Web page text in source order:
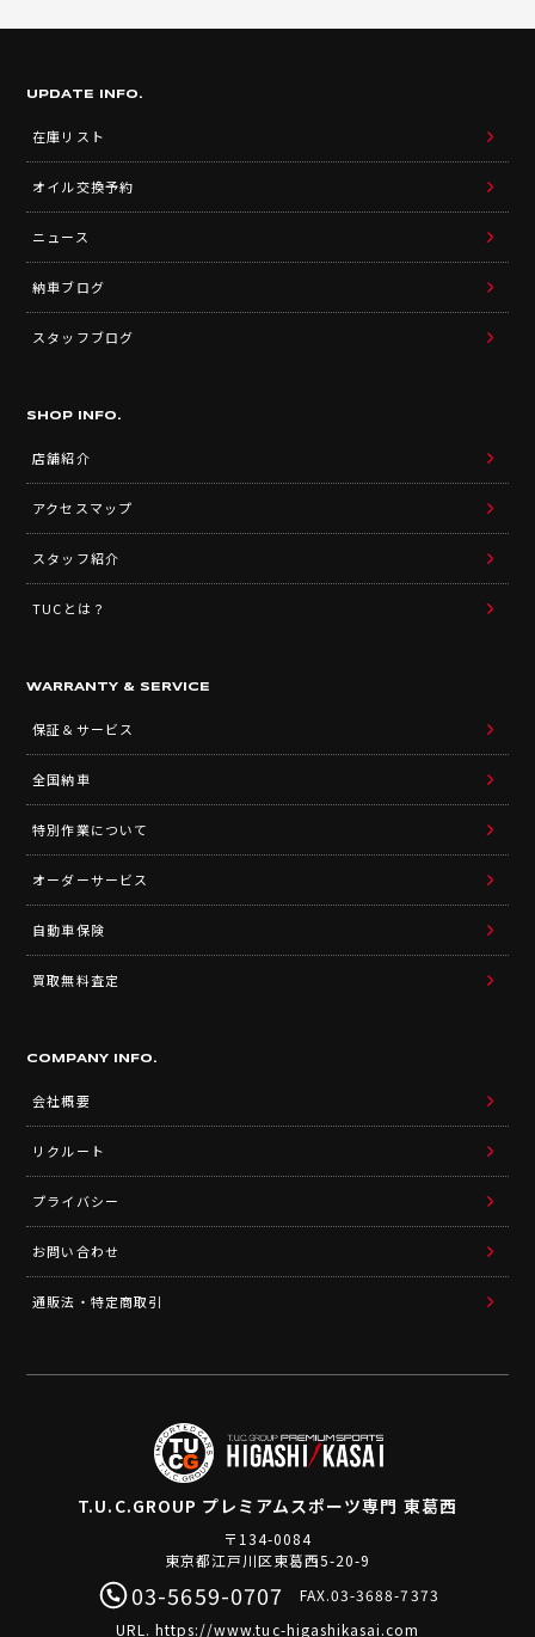
UPDATE INFO.
在庫リスト
オイル交換予約
ニュース
納車ブログ
スタッフブログ
SHOP INFO.
店舗紹介
アクセスマップ
スタッフ紹介
TUCとは？
WARRANTY & SERVICE
保証＆サービス
全国納車
特別作業について
オーダーサービス
自動車保険
買取無料査定
COMPANY INFO.
会社概要
リクルート
プライバシー
お問い合わせ
通販法・特定商取引
T.U.C.GROUP プレミアムスポーツ専門 東葛西
〒134-0084
東京都江戸川区東葛西5-20-9
03-5659-0707
FAX.03-3688-7373
URL. https://www.tuc-higashikasai.com